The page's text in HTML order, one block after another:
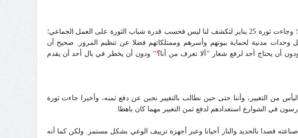
لقد تكرر حديث مثقفينا عن عجز المصريين عن العمل الجماعي، وعجزهم عن الاعتماد على أنفسهم في إدارة شئونهم؛ وجاءت ثورة 25 يناير لتكشف لنا ليس فحسب قدرة شباب الثورة على العمل الجماعي؛
مدنية لحماية بيوتهم وأسرهم وممتلكاتهم فضلا عن تنظيم المرور. صحيح أن
أن يحتاج أحد لرفع شعار " ألا تعرف من أنا؟" ودون أن يخطر في بال أحد أن يقدم
من التغيير، وأننا حتى حين نطالب بالتغيير نجبن عن دفع ثمنه، وأخيرا جاءت ثورة
قصدا بالحديد والنار أحيانا وعبر أجهزة تزييف الوعي بشكل مستمر. ولكن كما أنه